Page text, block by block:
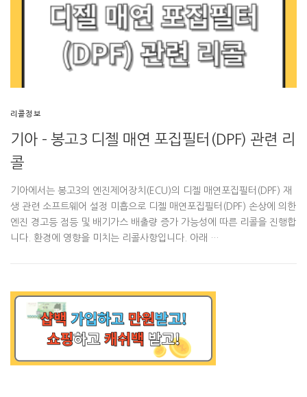
리콜정보
기아 – 봉고3 디젤 매연 포집필터(DPF) 관련 리
콜
기아에서는 봉고3의 엔진제어장치(ECU)의 디젤 매연포집필터(DPF) 재
생 관련 소프트웨어 설정 미흡으로 디젤 매연포집필터(DPF) 손상에 의한
엔진 경고등 점등 및 배기가스 배출량 증가 가능성에 따른 리콜을 진행합
니다. 환경에 영향을 미치는 리콜사항입니다. 아래 …